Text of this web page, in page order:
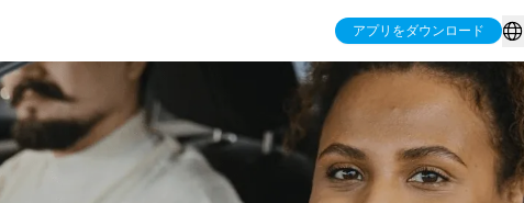
アプリをダウンロード